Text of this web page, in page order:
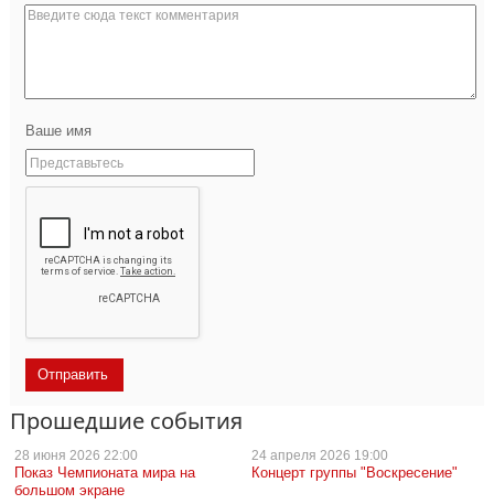
Ваше имя
Прошедшие события
28 июня 2026 22:00
Показ Чемпионата мира на
большом экране
24 апреля 2026 19:00
Концерт группы "Воскресение"